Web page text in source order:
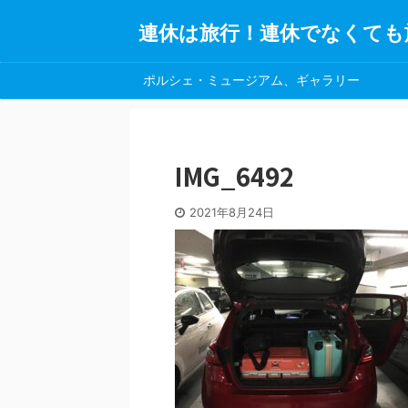
連休は旅行！連休でなくて
ポルシェ・ミュージアム、ギャラリー
IMG_6492
2021年8月24日